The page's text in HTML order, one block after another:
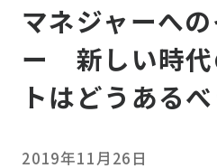
マネジャーへ
ー 新しい時代
トはどうあるべ
2019年11月26日